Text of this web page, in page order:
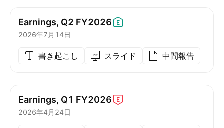
Earnings, Q2 FY2026
2026年7月14日
書き起こし スライド 中間報告
Earnings, Q1 FY2026
2026年4月24日